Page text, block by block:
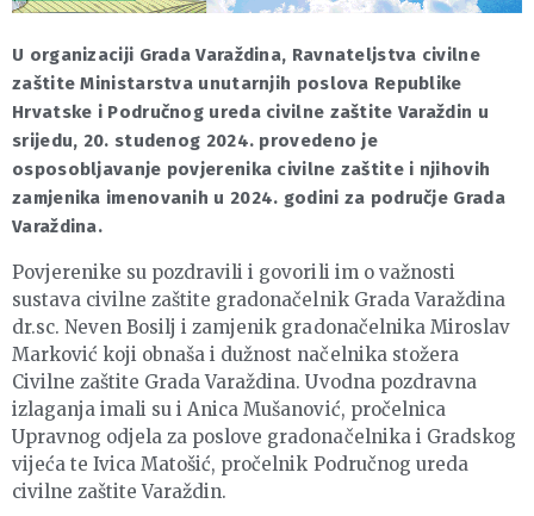
U organizaciji Grada Varaždina, Ravnateljstva civilne
zaštite Ministarstva unutarnjih poslova Republike
Hrvatske i Područnog ureda civilne zaštite Varaždin u
srijedu, 20. studenog 2024. provedeno je
osposobljavanje povjerenika civilne zaštite i njihovih
zamjenika imenovanih u 2024. godini za područje Grada
Varaždina.
Povjerenike su pozdravili i govorili im o važnosti
sustava civilne zaštite gradonačelnik Grada Varaždina
dr.sc. Neven Bosilj i zamjenik gradonačelnika Miroslav
Marković koji obnaša i dužnost načelnika stožera
Civilne zaštite Grada Varaždina. Uvodna pozdravna
izlaganja imali su i Anica Mušanović, pročelnica
Upravnog odjela za poslove gradonačelnika i Gradskog
vijeća te Ivica Matošić, pročelnik Područnog ureda
civilne zaštite Varaždin.